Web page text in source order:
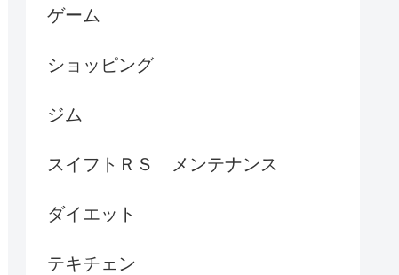
ゲーム
ショッピング
ジム
スイフトＲＳ メンテナンス
ダイエット
テキチェン